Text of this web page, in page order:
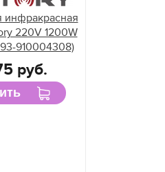
инфракрасная
220V 1200W
910004308)
руб.